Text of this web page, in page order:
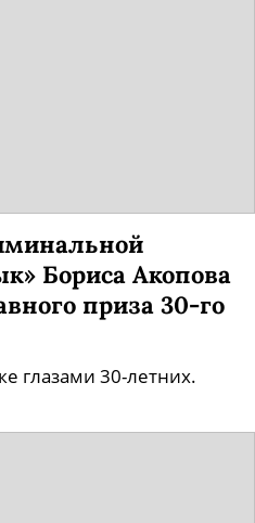
Бориса Акопова
приза 30-го
глазами 30-летних.